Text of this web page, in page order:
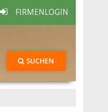
FIRMENLOGIN
SUCHEN